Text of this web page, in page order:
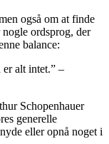
også om at finde
ordsprog, der
balance:
er alt intet.” –
Schopenhauer
generelle
eller opnå noget i